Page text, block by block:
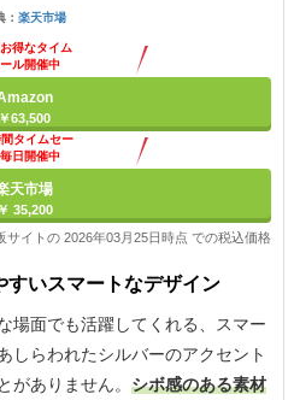
： 楽天市場
得なタイム
ル開催中
￥63,500
タイムセー
日開催中
天市場
￥ 35,200
イトの 2026年03月25日時点 での税込価格
すいスマートなデザイン
場面でも活躍してくれる、スマー
しらわれたシルバーのアクセント
がありません。 シボ感のある素材